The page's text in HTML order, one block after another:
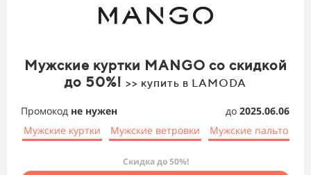
Мужские куртки MANGO со скидкой
до 50%! >> купить в LAMODA
Промокод не нужен до 2025.06.06
Мужские куртки
Мужские ветровки Мужские пальто
Скидка до 50%!